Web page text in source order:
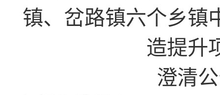
镇、岔路镇六个乡镇
造提升
澄清